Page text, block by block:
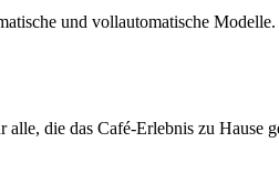
und vollautomatische
die das Café-Erlebnis zu Hause